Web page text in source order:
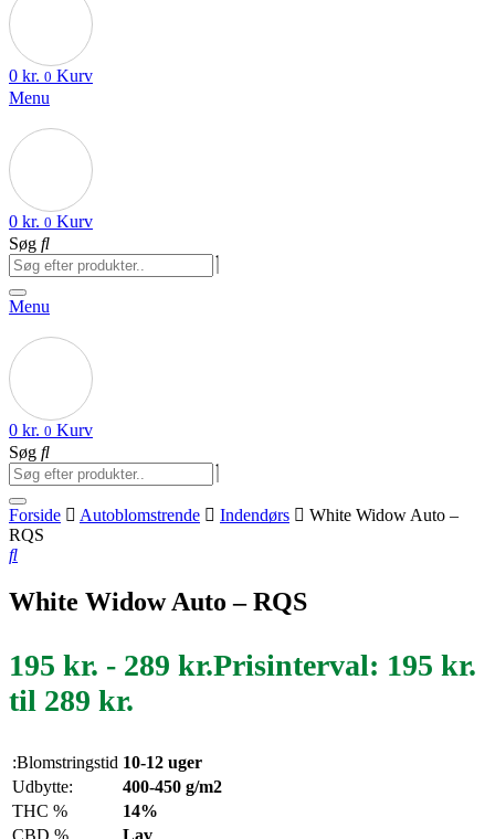
0 kr. 0 Kurv
Menu
0 kr. 0 Kurv
Søg
Menu
0 kr. 0 Kurv
Søg
Forside Autoblomstrende Indendørs
White Widow Auto –
RQS
White Widow Auto – RQS
195 kr. - 289 kr.Prisinterval: 195 kr.
til 289 kr.
:Blomstringstid 10-12 uger
Udbytte:
400-450 g/m2
THC %
14%
CBD %
Lav